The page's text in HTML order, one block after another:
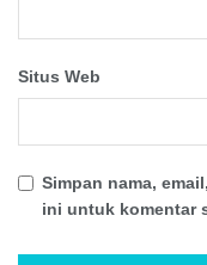
Situs Web
Simpan nama,
ini untuk komentar